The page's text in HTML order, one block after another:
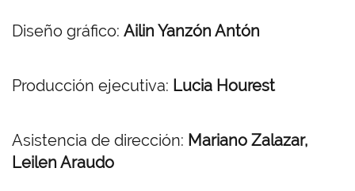
Diseño gráfico: Ailin Yanzón Antón
Producción ejecutiva: Lucia Hourest
Asistencia de dirección: Mariano Zalazar,
Leilen Araudo